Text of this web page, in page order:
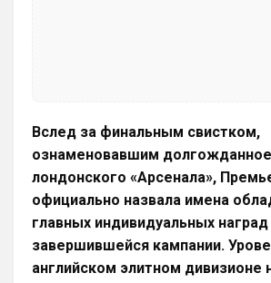
Вслед за финальным свистком,
ознаменовавшим
лондонского «Арсенала»,
официально назвала имена
главных индивидуальных наград
завершившейся кампании.
английском элитном дивизионе